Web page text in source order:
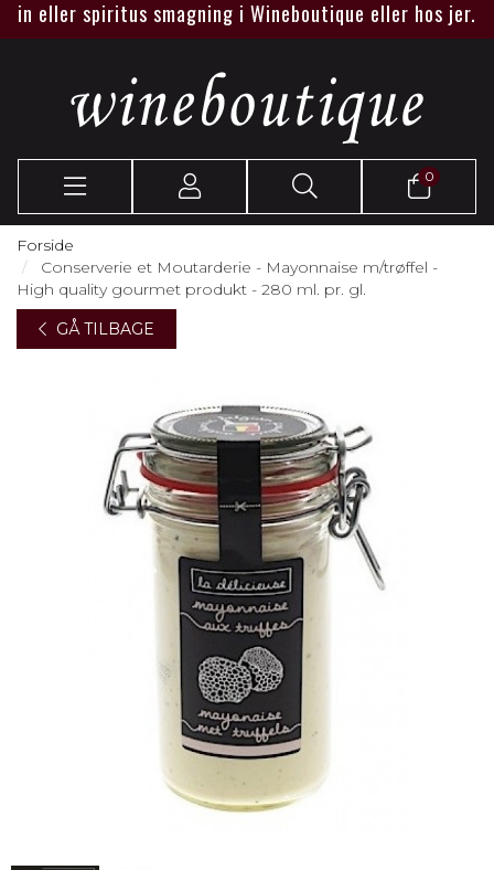
spiritus smagning i Wineboutique eller hos jer.
0
Forside
Conserverie et Moutarderie - Mayonnaise m/trøffel -
High quality gourmet produkt - 280 ml. pr. gl.
GÅ TILBAGE